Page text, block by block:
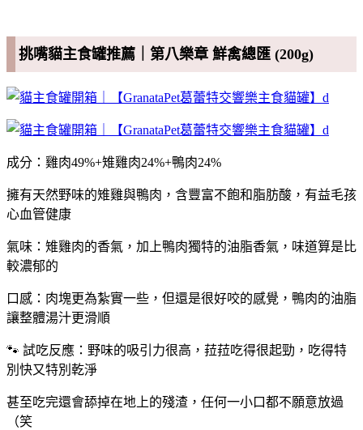
挑嘴貓主食罐推薦｜第八樂章 鮮禽總匯 (200g)
成分：雞肉49%+雉雞肉24%+鴨肉24%
擁有天然野味的雉雞與鴨肉，含豐富不飽和脂肪酸，有益毛孩
心血管健康
氣味：雉雞肉的香氣，加上鴨肉獨特的油脂香氣，味道算是比
較濃郁的
口感：肉塊更為紮實一些，但還是很好咬的感覺，鴨肉的油脂
讓整體湯汁更滑順
🐾 試吃反應：野味的吸引力很高，菈菈吃得很起勁，吃得特
別快又特別乾淨
甚至吃完還會舔掉在地上的殘渣，任何一小口都不願意放過
（笑